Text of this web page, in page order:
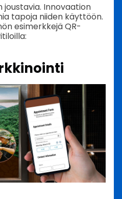
Innovaation
tapoja niiden käyttöön.
esimerkkejä QR-